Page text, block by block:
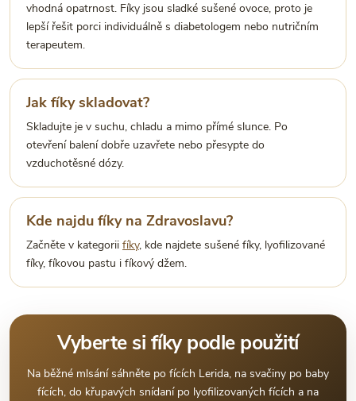
vhodná opatrnost. Fíky jsou sladké sušené ovoce, proto je
lepší řešit porci individuálně s diabetologem nebo nutričním
terapeutem.
Jak fíky skladovat?
Skladujte je v suchu, chladu a mimo přímé slunce. Po
otevření balení dobře uzavřete nebo přesypte do
vzduchotěsné dózy.
Kde najdu fíky na Zdravoslavu?
Začněte v kategorii fíky, kde najdete sušené fíky, lyofilizované
fíky, fíkovou pastu i fíkový džem.
Vyberte si fíky podle použití
Na běžné mlsání sáhněte po fících Lerida, na svačiny po baby
fících, do křupavých snídaní po lyofilizovaných fících a na